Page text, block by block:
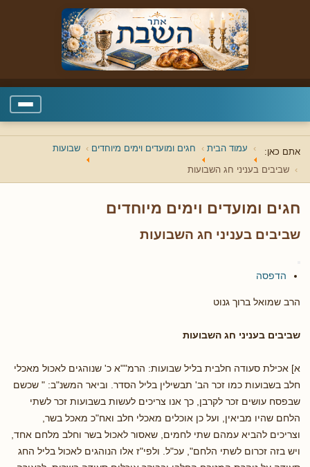
אתם כאן: עמוד הבית חגים ומועדים וימים מיוחדים שבועות
שביבים בעניני חג השבועות
חגים ומועדים וימים מיוחדים
שביבים בעניני חג השבועות
הדפסה
הרב שמואל ברוך גנוט
שביבים בעניני חג השבועות
א] אכילת סעודה חלבית בליל שבועות: הרמ""א כ' שנוהגים לאכול מאכלי
חלב בשבועות כמו זכר הב' תבשילין בליל הסדר. וביאר המשנ"ב: " שכשם
שבפסח עושים זכר לקרבן, כך אנו צריכים לעשות בשבועות זכר לשתי
הלחם שהיו מביאין, ועל כן אוכלים מאכלי חלב ואח"כ מאכל בשר,
וצריכים להביא עמהם שתי לחמים, שאסור לאכול בשר וחלב מלחם אחד,
ויש בזה זכרום לשתי הלחם", עכ"ל. ולפי"ז אלו הנוהגים לאכול בליל החג